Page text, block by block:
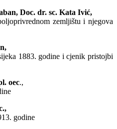
Doc. dr. sc. Kata Ivić,
zemljištu i njegova
1883. godine i cjenik pristojbi
oec.,
godine